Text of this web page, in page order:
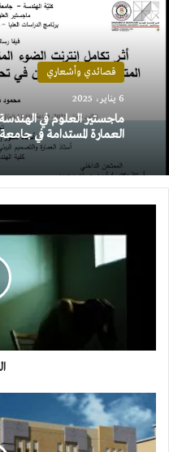
قصائدي وأشعاري
6 يناير، 2025
ماجستير العلوم في
العمارة المستدامة في
لمبنى
سكني